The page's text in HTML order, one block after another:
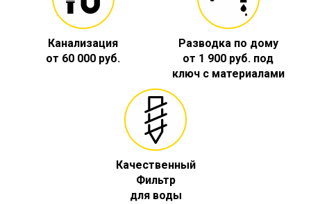
Канализация
от 60 000 руб.
Разводка по дому
от 1 900 руб. под
ключ с материалами
Качественный
Фильтр
для воды